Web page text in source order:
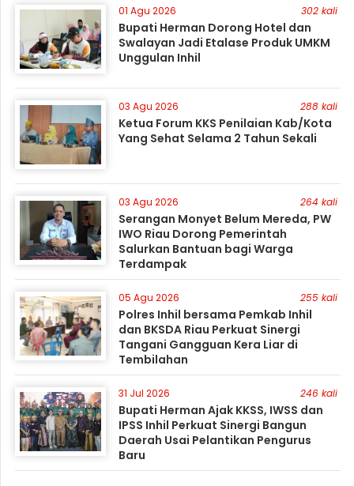
01 Agu 2026 302 kali
Bupati Herman Dorong Hotel dan
Swalayan Jadi Etalase Produk UMKM
Unggulan Inhil
03 Agu 2026 288 kali
Ketua Forum KKS Penilaian Kab/Kota
Yang Sehat Selama 2 Tahun Sekali
03 Agu 2026 264 kali
Serangan Monyet Belum Mereda, PW
IWO Riau Dorong Pemerintah
Salurkan Bantuan bagi Warga
Terdampak
05 Agu 2026 255 kali
Polres Inhil bersama Pemkab Inhil
dan BKSDA Riau Perkuat Sinergi
Tangani Gangguan Kera Liar di
Tembilahan
31 Jul 2026 246 kali
Bupati Herman Ajak KKSS, IWSS dan
IPSS Inhil Perkuat Sinergi Bangun
Daerah Usai Pelantikan Pengurus
Baru